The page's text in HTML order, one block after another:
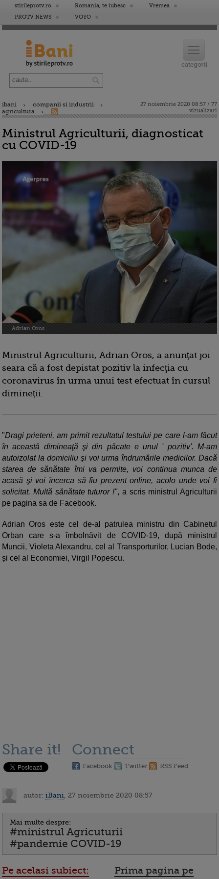
stirileprotv.ro Romania, te iubesc
Vremea
PROTV NEWS
VOYO
ibani
companii si industrii
agricultura
27 noiembrie 2020 08:57 / 77
vizualizari
Ministrul Agriculturii, diagnosticat
cu COVID-19
Adrian Oros
Ministrul Agriculturii, Adrian Oros, a anunţat joi
seara că a fost depistat pozitiv la infecţia cu
coronavirus în urma unui test efectuat în cursul
dimineţii.
"Dragi prieteni, am primit rezultatul testului pe care l-am făcut
în această dimineaţă şi din păcate e unul ' pozitiv'. M-am
autoizolat la domiciliu şi voi urma îndrumările medicilor. Dacă
starea de sănătate îmi va permite, voi continua munca de
acasă şi voi încerca să fiu prezent online, acolo unde voi fi
solicitat. Multă sănătate tuturor !", a scris ministrul Agriculturii
pe pagina sa de Facebook.
Adrian Oros este cel de-al patrulea ministru din Cabinetul
Orban care s-a îmbolnăvit de COVID-19, după ministrul
Muncii, Violeta Alexandru, cel al Transporturilor, Lucian Bode,
și cel al Economiei, Virgil Popescu.
Share it! Connect
Facebook Twitter RSS Feed
autor: iBani , 27 noiembrie 2020 08:57
Mai multe despre:
#ministrul Agricuturii
#pandemie COVID-19
Pe acelasi subiect:
Prima pagina pe